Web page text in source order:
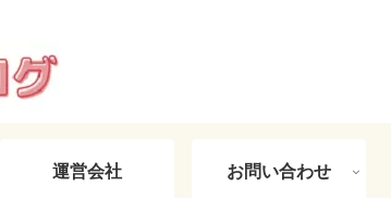
運営会社 お問い合わせ